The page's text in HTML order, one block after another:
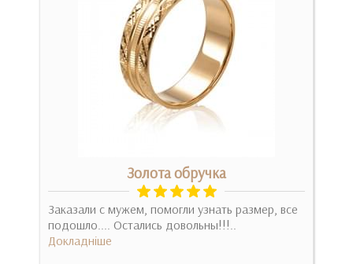
Золота обручка
Заказали с мужем, помогли узнать размер, все
подошло.... Остались довольны!!!..
Докладніше